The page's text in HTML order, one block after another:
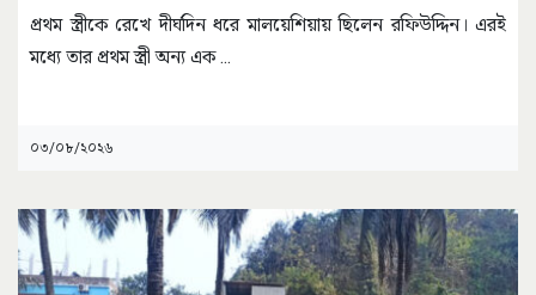
প্রথম স্ত্রীকে রেখে দীর্ঘদিন ধরে মালয়েশিয়ায় ছিলেন রফিউদ্দিন। এরই
মধ্যে তার প্রথম স্ত্রী অন্য এক...
০৩/০৮/২০২৬